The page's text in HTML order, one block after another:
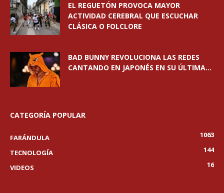
EL REGUETÓN PROVOCA MAYOR
ACTIVIDAD CEREBRAL QUE ESCUCHAR
CLÁSICA O FOLCLORE
BAD BUNNY REVOLUCIONA LAS REDES
CANTANDO EN JAPONÉS EN SU ÚLTIMA...
CATEGORÍA POPULAR
FARÁNDULA
1063
TECNOLOGÍA
144
VIDEOS
16